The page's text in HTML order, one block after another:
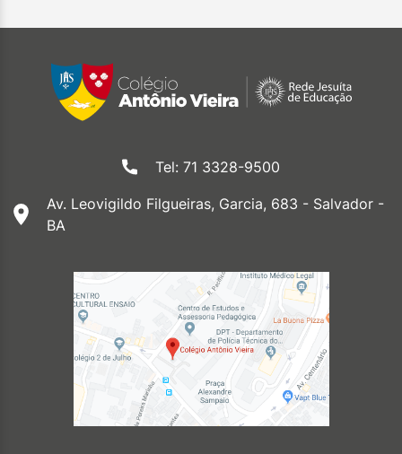
Tel: 71 3328-9500
Av. Leovigildo Filgueiras, Garcia, 683 - Salvador -
BA